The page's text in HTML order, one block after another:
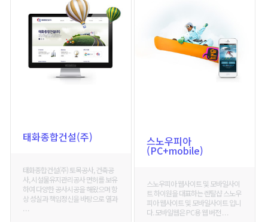
스노우피아
(PC+mobile)
스노우피아 웹사이트 및 모바일사이
트 하이원을 대표하는 렌탈샵 스노우
피아 웹사이트 및 모바일사이트 입니
다. 모바일웹은 PC용 웹 버전 . . .
태화종합건설(주)
태화종합건설(주) 토목공사, 건축공
사, 시설물유지관리공사 면허를 보유
하여 다양한 공사시공을 해왔으며 항
상 성실과 책임정신을 바탕으로 열과
. . .